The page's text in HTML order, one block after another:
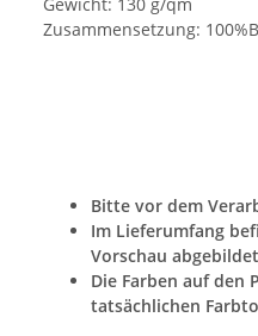
Zusammensetzung:
Bitte vor dem
Im Lieferumfang
Vorschau
Die Farben auf
tatsächlichen